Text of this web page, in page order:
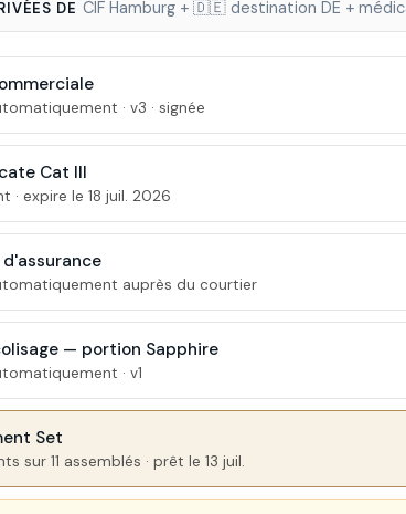
DE CIF Hamburg + 🇩🇪 destination DE +
· v3 · signée
Cat III
· expire le 18 juil. 2026
auprès du courtier
— portion Sapphire
· v1
Set
sur 11 assemblés · prêt le 13 juil.